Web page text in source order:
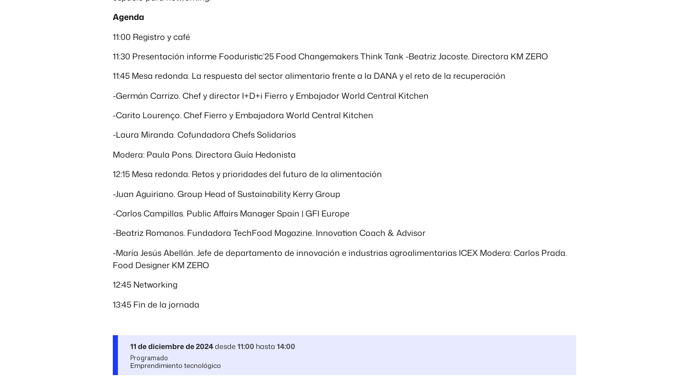
Agenda
11:00 Registro y café
11:30 Presentación informe Fooduristic’25 Food Changemakers Think Tank -Beatriz Jacoste. Directora KM ZERO
11:45 Mesa redonda. La respuesta del sector alimentario frente a la DANA y el reto de la recuperación
-Germán Carrizo. Chef y director I+D+i Fierro y Embajador World Central Kitchen
-Carito Lourenço. Chef Fierro y Embajadora World Central Kitchen
-Laura Miranda. Cofundadora Chefs Solidarios
Modera: Paula Pons. Directora Guía Hedonista
12:15 Mesa redonda. Retos y prioridades del futuro de la alimentación
-Juan Aguiriano. Group Head of Sustainability Kerry Group
-Carlos Campillas. Public Affairs Manager Spain | GFI Europe
-Beatriz Romanos. Fundadora TechFood Magazine. Innovation Coach & Advisor
-María Jesús Abellán. Jefe de departamento de innovación e industrias agroalimentarias ICEX Modera: Carlos Prada.
Food Designer KM ZERO
12:45 Networking
13:45 Fin de la jornada
11 de diciembre de 2024desde 11:00 hasta 14:00
Programado
Emprendimiento tecnológico